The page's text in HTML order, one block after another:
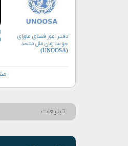
دفتر امور فضای ماورای
جو سازمان ملل متحد
(UNOOSA)
تبلیغات